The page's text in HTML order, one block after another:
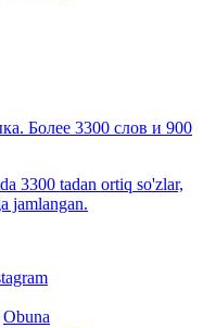
Более 3300 слов и 900
3300 tadan ortiq so'zlar,
jamlangan.
Obuna